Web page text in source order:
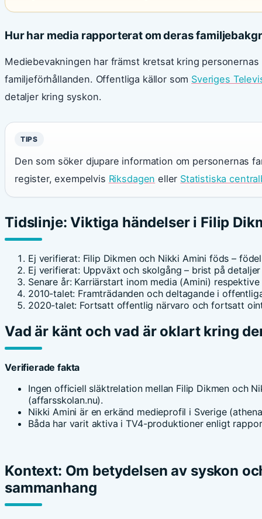
Hur har media rapporterat om deras
Mediebevakningen har främst kretsat kring
familjeförhållanden. Offentliga källor som Sveriges
detaljer kring syskon.
TIPS
Den som söker djupare information om personernas
register, exempelvis Riksdagen eller Statistiska
Tidslinje: Viktiga händelser i Filip
Ej verifierat: Filip Dikmen och Nikki Amini föds –
Ej verifierat: Uppväxt och skolgång – brist på
Senare år: Karriärstart inom media (Amini)
2010-talet: Framträdanden och deltagande i
2020-talet: Fortsatt offentlig närvaro och fortsatt
Vad är känt och vad är oklart kring
Verifierade fakta
Ingen officiell släktrelation mellan Filip Dikmen och
(affarsskolan.nu).
Nikki Amini är en erkänd medieprofil i Sverige
Båda har varit aktiva i TV4-produktioner enligt
Kontext: Om betydelsen av syskon
sammanhang